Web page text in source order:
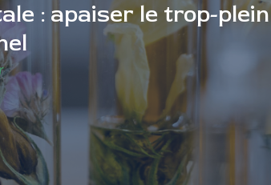
: apaiser le trop-plein